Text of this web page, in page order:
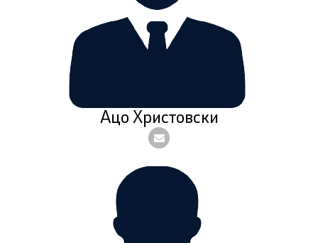
Ацо Христовски